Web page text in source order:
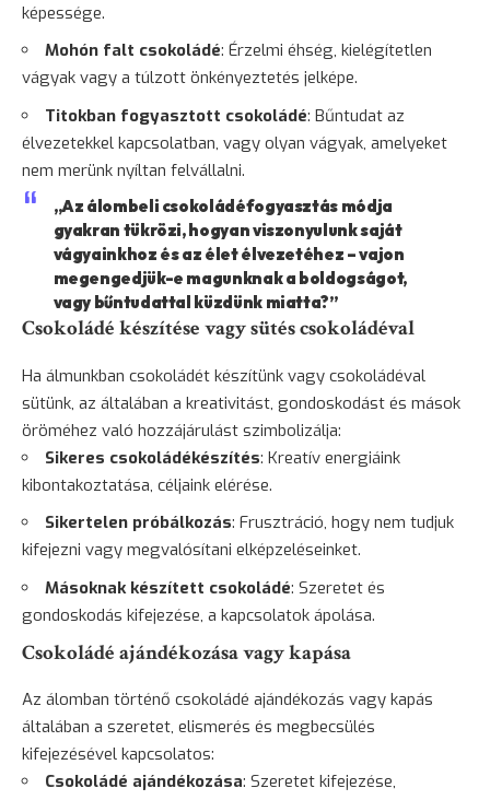
képessége.
Mohón falt csokoládé: Érzelmi éhség, kielégítetlen
vágyak vagy a túlzott önkényeztetés jelképe.
Titokban fogyasztott csokoládé: Bűntudat az
élvezetekkel kapcsolatban, vagy olyan vágyak, amelyeket
nem merünk nyíltan felvállalni.
„Az álombeli csokoládéfogyasztás módja
gyakran tükrözi, hogyan viszonyulunk saját
vágyainkhoz és az élet élvezetéhez – vajon
megengedjük-e magunknak a boldogságot,
vagy bűntudattal küzdünk miatta?”
Csokoládé készítése vagy sütés csokoládéval
Ha álmunkban csokoládét készítünk vagy csokoládéval
sütünk, az általában a kreativitást, gondoskodást és mások
öröméhez való hozzájárulást szimbolizálja:
Sikeres csokoládékészítés: Kreatív energiáink
kibontakoztatása, céljaink elérése.
Sikertelen próbálkozás: Frusztráció, hogy nem tudjuk
kifejezni vagy megvalósítani elképzeléseinket.
Másoknak készített csokoládé: Szeretet és
gondoskodás kifejezése, a kapcsolatok ápolása.
Csokoládé ajándékozása vagy kapása
Az álomban történő csokoládé ajándékozás vagy kapás
általában a szeretet, elismerés és megbecsülés
kifejezésével kapcsolatos:
Csokoládé ajándékozása: Szeretet kifejezése,